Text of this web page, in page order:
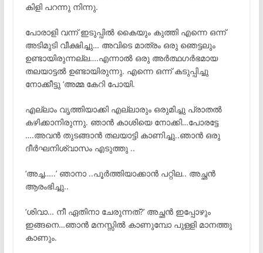
കിളി പറന്നു നിന്നു.
പോരാളി വന്ന് ഇടുപ്പിൽ കൈയും കുത്തി എന്നെ ഒന്ന്
അടിമുടി വീക്ഷിച്ചു… അവിടെ മാത്രം ഒരു ഞെട്ടലും
ഉണ്ടായിരുന്നല്ല….എന്നാൽ ഒരു അർത്ഥഗർഭമായ
തലയാട്ടൽ ഉണ്ടായിരുന്നു. എന്നെ ഒന്ന് കടുപ്പിച്ചു
നോക്കീട്ടു ‘അമ്മ കേറി പോയി.
എല്ലാം വൃത്തിയാക്കി എല്ലാരും ഒരുമിച്ചു പ്രാതൽ
കഴിക്കാനിരുന്നു. ഞാൻ കാശിയെ നോക്കി…പോരട്ടേ
….അവൻ തുടങ്ങാൻ തലയാട്ടി കാണിച്ചു..ഞാൻ ഒരു
ദീർഘനിശ്വാസം എടുത്തു ..
‘അച്ച…..’ ഞാനാ ..പൂർത്തിയാക്കാൻ പറ്റില.. അച്ഛൻ
ആരംഭിച്ചു..
‘ശിവാ… നീ ഏതിനാ ചേരുന്നത്?’ അച്ഛൻ ഇപ്പോഴും
ഇങ്ങനെ…ഞാൻ മനസ്സിൽ കാണുമ്പോ പുള്ളി മാനത്തു
കാണും.